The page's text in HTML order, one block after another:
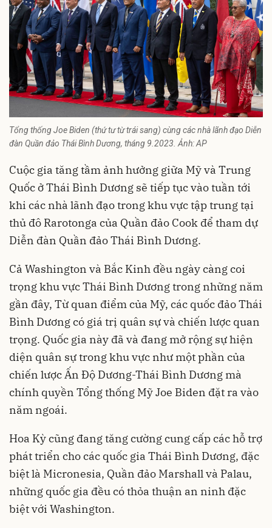
Tổng thống Joe Biden (thứ tư từ trái sang) cùng các nhà lãnh đạo Diễn
đàn Quần đảo Thái Bình Dương, tháng 9.2023. Ảnh: AP
Cuộc gia tăng tầm ảnh hưởng giữa Mỹ và Trung
Quốc ở Thái Bình Dương sẽ tiếp tục vào tuần tới
khi các nhà lãnh đạo trong khu vực tập trung tại
thủ đô Rarotonga của Quần đảo Cook để tham dự
Diễn đàn Quần đảo Thái Bình Dương.
Cả Washington và Bắc Kinh đều ngày càng coi
trọng khu vực Thái Bình Dương trong những năm
gần đây, Từ quan điểm của Mỹ, các quốc đảo Thái
Bình Dương có giá trị quân sự và chiến lược quan
trọng. Quốc gia này đã và đang mở rộng sự hiện
diện quân sự trong khu vực như một phần của
chiến lược Ấn Độ Dương-Thái Bình Dương mà
chính quyền Tổng thống Mỹ Joe Biden đặt ra vào
năm ngoái.
Hoa Kỳ cũng đang tăng cường cung cấp các hỗ trợ
phát triển cho các quốc gia Thái Bình Dương, đặc
biệt là Micronesia, Quần đảo Marshall và Palau,
những quốc gia đều có thỏa thuận an ninh đặc
biệt với Washington.